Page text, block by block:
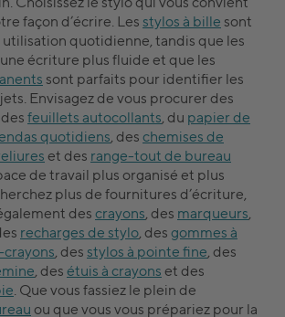
façon d’écrire. Les stylos à bille sont
quotidienne, tandis que les
écriture plus fluide et que les
sont parfaits pour identifier les
Envisagez de vous procurer des
, des feuillets autocollants , du papier de
quotidiens , des chemises de
et des range-tout de bureau
de travail plus organisé et plus
plus de fournitures d’écriture,
des crayons , des marqueurs
recharges de stylo , des gommes à
, des stylos à pointe fine , des
, des étuis à crayons et des
. Que vous fassiez le plein de
ou que vous vous prépariez pour la